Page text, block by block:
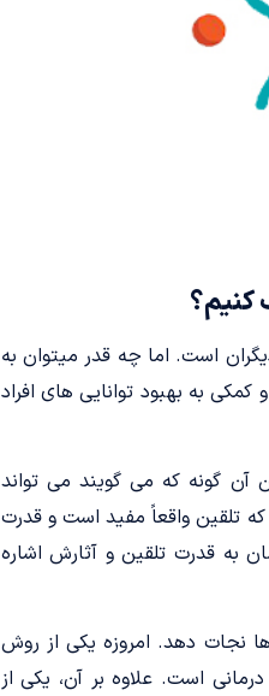
کنیم؟
است. اما چه قدر میتوان به
به بهبود توانایی های افراد
آن گونه که می گویند می تواند
تلقین واقعاً مفید است و قدرت
به قدرت تلقین و آثارش اشاره
نجات دهد. امروزه یکی از روش
است. علاوه بر آن، یکی از